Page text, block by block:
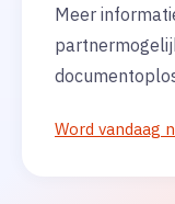
Meer
Word vandaag